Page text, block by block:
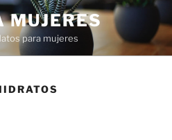
MUJERES
para mujeres